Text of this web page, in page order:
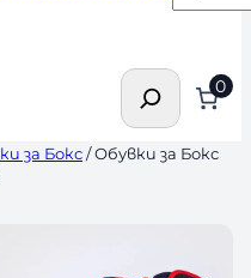
Търсене 0
за Бокс/ Обувки за Бокс